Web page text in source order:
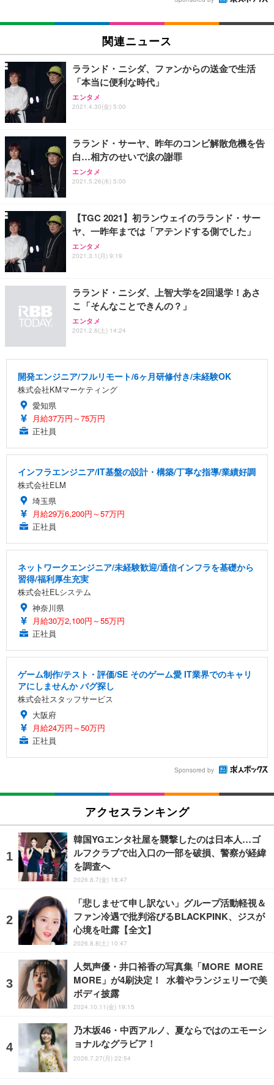
関連ニュース
ラランド・ニシダ、ファンからの送金で生活
「本当に便利な時代」
エンタメ
2021.4.30(金) 5:00
ラランド・サーヤ、昨年のコンビ解散危機を告
白…相方のせいで涙の謝罪
エンタメ
2021.5.26(水) 5:00
【TGC 2021】初ランウェイのラランド・サー
ヤ、一昨年までは「アテンドする側でした」
エンタメ
2021.3.1(月) 9:19
ラランド・ニシダ、上智大学を2回退学！あさ
こ「そんなことできんの？」
エンタメ
2021.2.6(土) 14:24
開発エンジニア/フルリモート/6ヶ月研修付き/未経験OK
株式会社KMマーケティング
愛知県
月給37万円～75万円
正社員
インフラエンジニア/IT基盤の設計・構築/丁寧な指導/業績好調
株式会社ELM
埼玉県
月給29万6,200円～57万円
正社員
ネットワークエンジニア/未経験歓迎/通信インフラを基礎から
習得/福利厚生充実
株式会社ELシステム
神奈川県
月給30万2,100円～55万円
正社員
ゲーム制作/テスト・評価/SE そのゲーム愛 IT業界でのキャリ
アにしませんか バグ探し
株式会社スタッフサービス
大阪府
月給24万円～50万円
正社員
Sponsored by
アクセスランキング
韓国YGエンタ社屋を襲撃したのは日本人…ゴ
ルフクラブで出入口の一部を破損、警察が経緯
を調査へ
2026.8.7(金) 18:47
「悲しませて申し訳ない」グループ活動軽視＆
ファン冷遇で批判浴びるBLACKPINK、ジスが
心境を吐露【全文】
2026.8.8(土) 10:47
人気声優・井口裕香の写真集「MORE MORE
MORE」が4刷決定！ 水着やランジェリーで美
ボディ披露
2024.10.11(金) 19:15
乃木坂46・中西アルノ、夏ならではのエモーシ
ョナルなグラビア！
2026.7.27(月) 22:54